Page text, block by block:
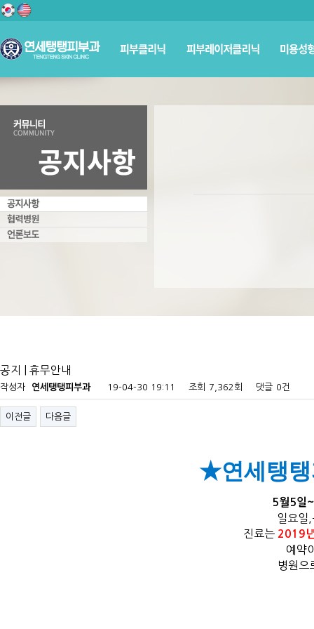
공지 | 휴무안내
작성자 연세탱탱피부과 19-04-30 19:11 조회 7,362회 댓글 0건
이전글 다음글
★연세탱
5월5일
일요일
진료는 2019
예약
병원으